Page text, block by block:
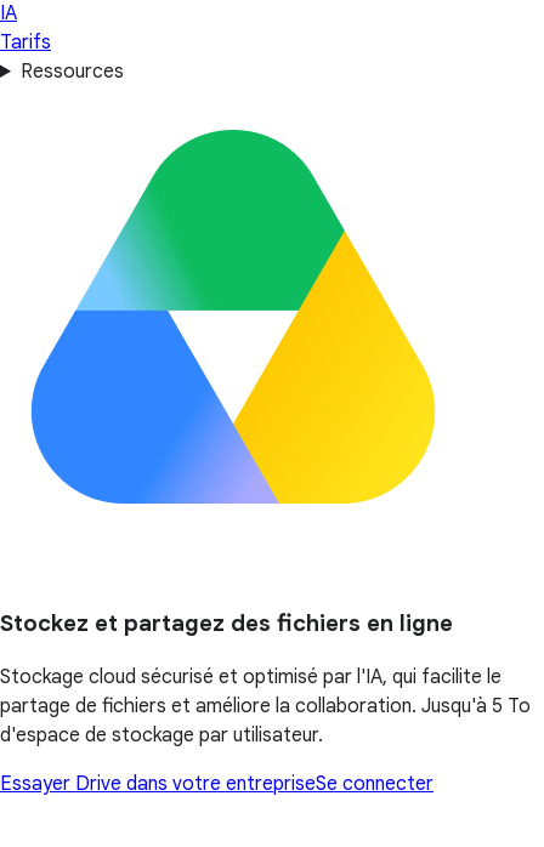
IA
Tarifs
Ressources
Stockez et partagez des fichiers en ligne
Stockage cloud sécurisé et optimisé par l'IA, qui facilite le
partage de fichiers et améliore la collaboration. Jusqu'à 5 To
d'espace de stockage par utilisateur.
Essayer Drive dans votre entrepriseSe connecter